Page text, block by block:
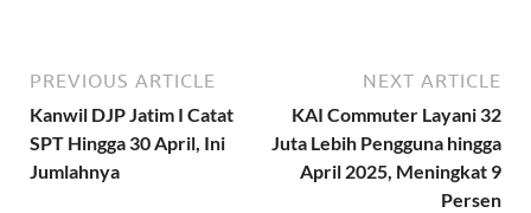
PREVIOUS ARTICLE
Kanwil DJP Jatim I Catat
SPT Hingga 30 April, Ini
Jumlahnya
NEXT ARTICLE
KAI Commuter Layani 32
Juta Lebih Pengguna hingga
April 2025, Meningkat 9
Persen